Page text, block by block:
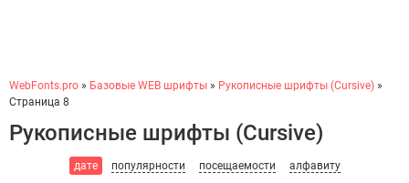
WebFonts.pro » Базовые WEB шрифты » Рукописные шрифты (Cursive) »
Страница 8
Рукописные шрифты (Cursive)
дате популярности посещаемости алфавиту